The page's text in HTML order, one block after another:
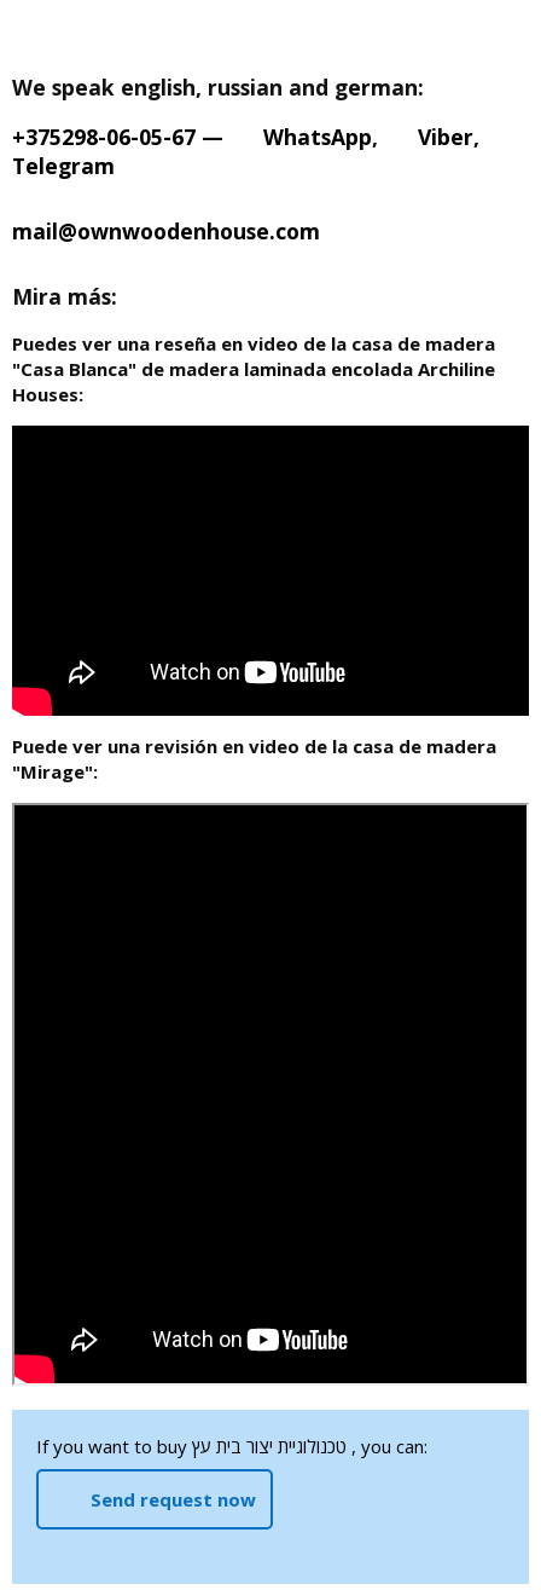
We speak english, russian and german:
+375298-06-05-67 — WhatsApp, Viber,
Telegram
mail@ownwoodenhouse.com
Mira más:
Puedes ver una reseña en video de la casa de madera
"Casa Blanca" de madera laminada encolada Archiline
Houses:
Puede ver una revisión en video de la casa de madera
"Mirage":
If you want to buy טכנולוגיית יצור בית עץ , you can:
Send request now